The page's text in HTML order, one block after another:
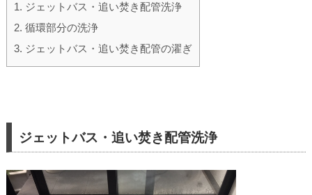
1. ジェットバス・追い焚き配管洗浄
2. 循環部分の洗浄
3. ジェットバス・追い焚き配管の濯ぎ
ジェットバス・追い焚き配管洗浄